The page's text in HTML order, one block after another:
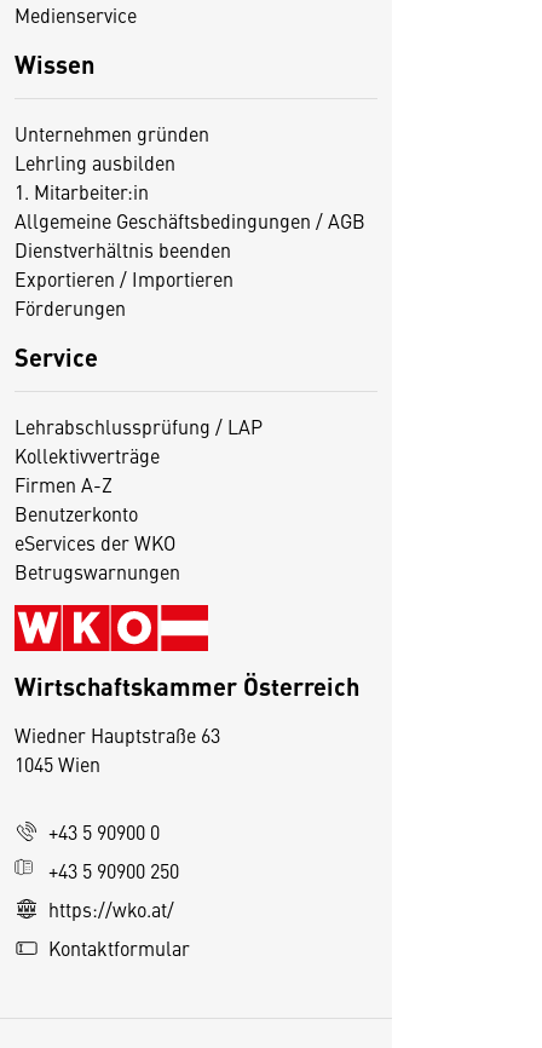
Medienservice
Wissen
Unternehmen gründen
Lehrling ausbilden
1. Mitarbeiter:in
Allgemeine Geschäftsbedingungen / AGB
Dienstverhältnis beenden
Exportieren / Importieren
Förderungen
Service
Lehrabschlussprüfung / LAP
Kollektivverträge
Firmen A-Z
Benutzerkonto
eServices der WKO
Betrugswarnungen
Wirtschaftskammer Österreich
Wiedner Hauptstraße 63
1045 Wien
+43 5 90900 0
+43 5 90900 250
https://wko.at/
Kontaktformular
D
e
s
e